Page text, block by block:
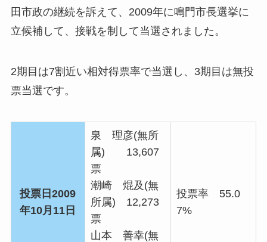
田市政の継続を訴えて、2009年に鳴門市長選挙に
立候補して、接戦を制して当選されました。
2期目は7割近い相対得票率で当選し、3期目は無投
票当選です。
投票日2009
年10月11日
泉 理彦(無所
属) 13,607
票
潮崎 焜及(無
所属) 12,273
票
山本 善幸(無
投票率 55.0
7%